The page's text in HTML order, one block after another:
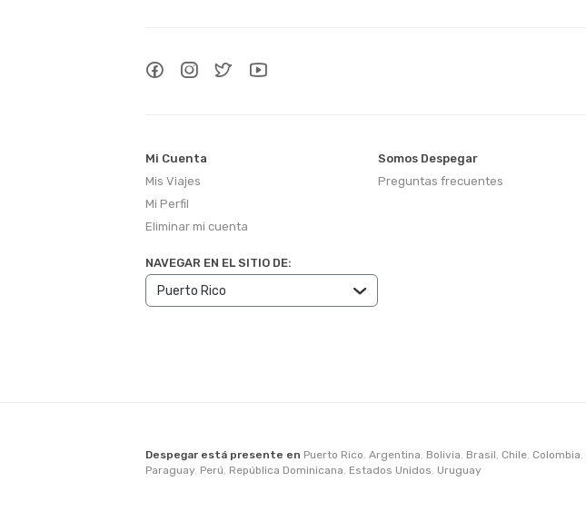
Mi Cuenta
Mis Viajes
Mi Perfil
Eliminar mi cuenta
Somos Despegar
Preguntas frecuentes
NAVEGAR EN EL SITIO DE:
Despegar está presente en Puerto Rico, Argentina, Bolivia, Brasil, Chile, Colombia,
Paraguay, Perú, República Dominicana, Estados Unidos, Uruguay